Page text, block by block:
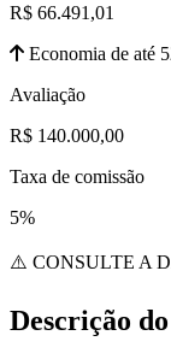
R$ 66.491,01
Economia de até
Avaliação
R$ 140.000,00
Taxa de comissão
5%
⚠️ CONSULTE A
Descrição